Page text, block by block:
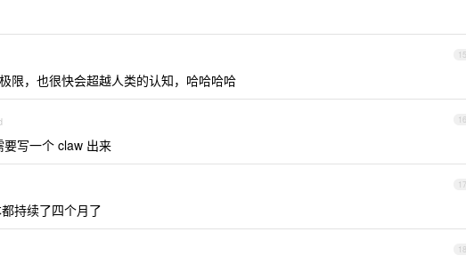
15
限，也很快会超越人类的认知，哈哈哈哈
16
写一个 claw 出来
17
持续了四个月了
18